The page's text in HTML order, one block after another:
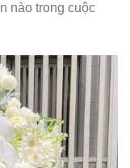
nào trong cuộc